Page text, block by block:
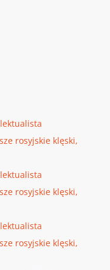
rosyjskie klęski,
rosyjskie klęski,
rosyjskie klęski,